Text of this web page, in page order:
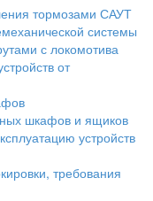
тормозами САУТ
системы
с локомотива
от
шкафов и ящиков
устройств
требования